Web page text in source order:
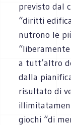
previsto dal
“diritti
nutrono le
a tutt’altro
dalla
risultato di
giochi “di